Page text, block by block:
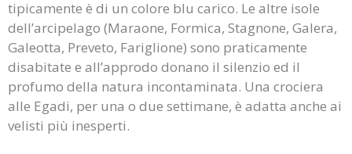
tipicamente è di un colore blu carico. Le altre isole
dell’arcipelago (Maraone, Formica, Stagnone, Galera,
Galeotta, Preveto, Fariglione) sono praticamente
disabitate e all’approdo donano il silenzio ed il
profumo della natura incontaminata. Una crociera
alle Egadi, per una o due settimane, è adatta anche ai
velisti più inesperti.